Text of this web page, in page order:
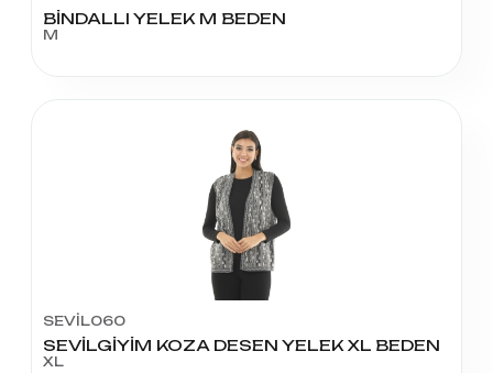
BİNDALLI YELEK M BEDEN
M
SEVİL060
SEVİLGİYİM KOZA DESEN YELEK XL BEDEN
XL